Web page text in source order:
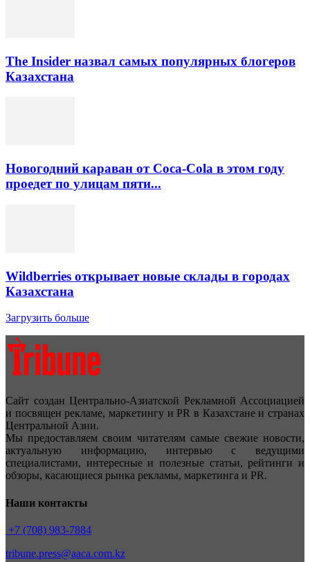
The Insider назвал самых популярных блогеров
Казахстана
Новогодний караван от Coca-Cola в этом году
проедет по улицам пяти...
Wildberries открывает новые склады в городах
Казахстана
Загрузить больше
Сайт создан Центрально-Азиатской Рекламной Ассоциацией
и посвящен рекламе, маркетингу и PR в Казахстане и странах
Центральной Азии.
Мы предоставляем своим читателям самые свежие новости,
актуальную информацию, интервью с ведущими
специалистами, интересные и полезные статьи, рейтинги и
обзоры, касающиеся рынка рекламы, маркетинга и PR.
Наши контакты
+7 (708) 983-7884
tribune.press@aaca.com.kz